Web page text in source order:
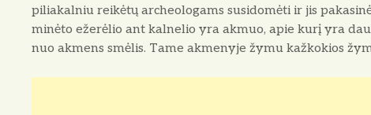
piliakalniu reikėtų archeologams susidomėti ir jis
minėto ežerėlio ant kalnelio yra akmuo, apie kurį yra
nuo akmens smėlis. Tame akmenyje žymu kažkokios